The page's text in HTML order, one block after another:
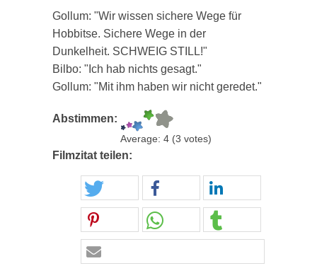
Gollum: "Wir wissen sichere Wege für
Hobbitse. Sichere Wege in der
Dunkelheit. SCHWEIG STILL!"
Bilbo: "Ich hab nichts gesagt."
Gollum: "Mit ihm haben wir nicht geredet."
Abstimmen:
Average: 4 (3 votes)
Filmzitat teilen: